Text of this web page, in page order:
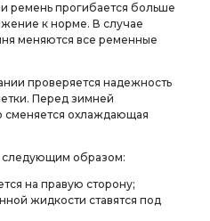
ремень прогибается больше
к норме. В случае
меняются все ременные
проверяется надежность
Перед зимней
сменяется охлаждающая
следующим образом:
на правую сторону;
жидкости ставятся под